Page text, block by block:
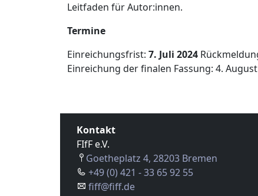
Leitfaden für Autor:innen.
Termine
Einreichungsfrist: 7. Juli 2024
Einreichung der finalen Fassung: 4.
Kontakt
FIfF e.V.
Goetheplatz 4, 28203 Bremen
+49 (0) 421 - 33 65 92 55
fiff@fiff.de